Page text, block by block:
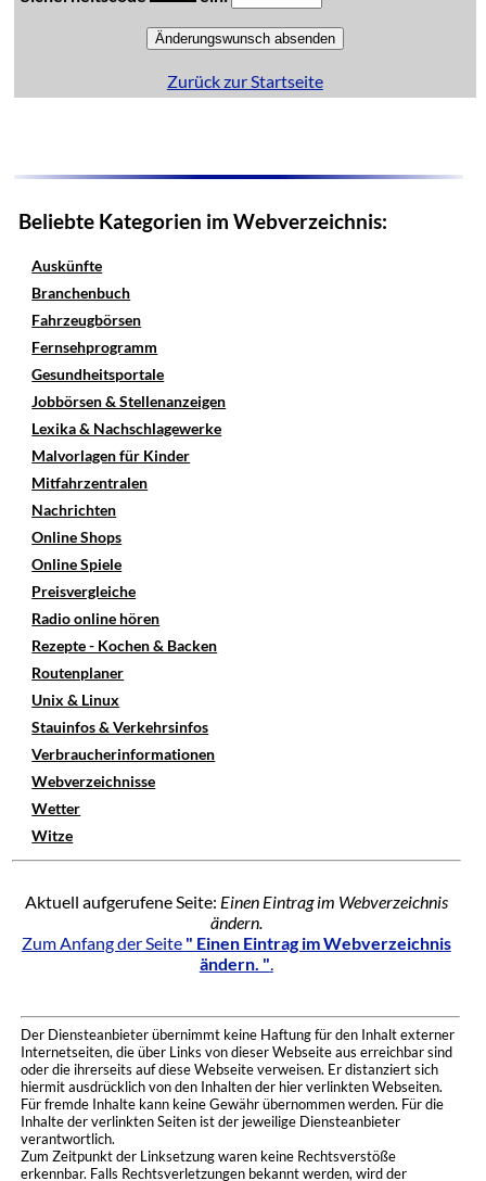
Zurück zur Startseite
Beliebte Kategorien im Webverzeichnis:
Auskünfte
Branchenbuch
Fahrzeugbörsen
Fernsehprogramm
Gesundheitsportale
Jobbörsen & Stellenanzeigen
Lexika & Nachschlagewerke
Malvorlagen für Kinder
Mitfahrzentralen
Nachrichten
Online Shops
Online Spiele
Preisvergleiche
Radio online hören
Rezepte - Kochen & Backen
Routenplaner
Unix & Linux
Stauinfos & Verkehrsinfos
Verbraucherinformationen
Webverzeichnisse
Wetter
Witze
Aktuell aufgerufene Seite: Einen Eintrag im Webverzeichnis
ändern.
Zum Anfang der Seite " Einen Eintrag im Webverzeichnis
ändern. ".
Der Diensteanbieter übernimmt keine Haftung für den Inhalt externer
Internetseiten, die über Links von dieser Webseite aus erreichbar sind
oder die ihrerseits auf diese Webseite verweisen. Er distanziert sich
hiermit ausdrücklich von den Inhalten der hier verlinkten Webseiten.
Für fremde Inhalte kann keine Gewähr übernommen werden. Für die
Inhalte der verlinkten Seiten ist der jeweilige Diensteanbieter
verantwortlich.
Zum Zeitpunkt der Linksetzung waren keine Rechtsverstöße
erkennbar. Falls Rechtsverletzungen bekannt werden, wird der